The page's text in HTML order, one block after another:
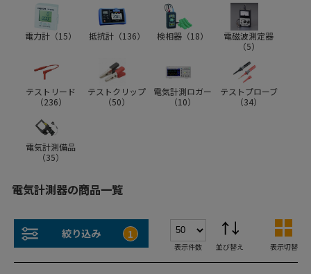
電力計（15） 抵抗計（136） 検相器（18）
電磁波測定器
（5）
テストリード
（236）
テストクリップ
（50）
電気計測ロガー
（10）
テストプローブ
（34）
電気計測備品
（35）
電気計測器の商品一覧
絞り込み 1
表示件数 並び替え 表示切替